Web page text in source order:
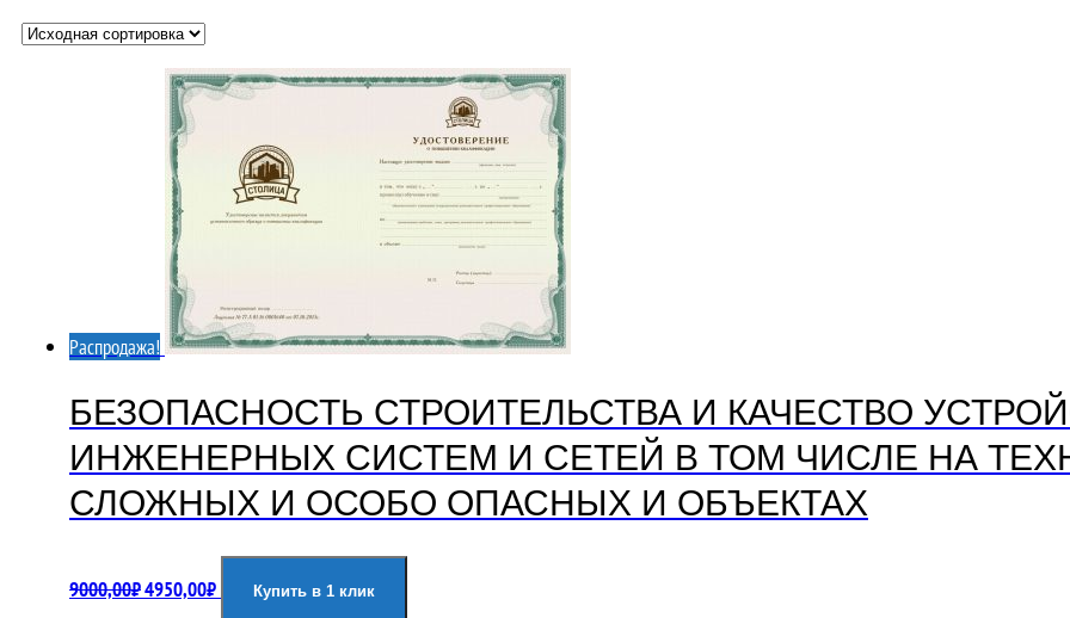
Распродажа!
БЕЗОПАСНОСТЬ СТРОИТЕЛЬСТВА И КАЧЕСТВО
ИНЖЕНЕРНЫХ СИСТЕМ И СЕТЕЙ В ТОМ ЧИСЛЕ НА
СЛОЖНЫХ И ОСОБО ОПАСНЫХ И ОБЪЕКТАХ
9000,00₽цена
4950,00₽цена:Купить в 1 клик